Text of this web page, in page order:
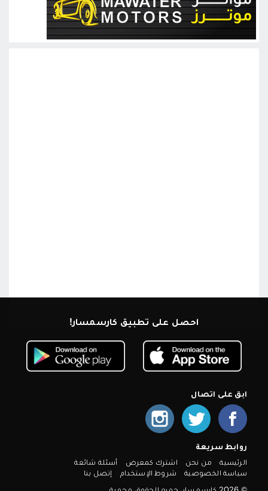
احصل على تطبيق كارسمسار!
ابق على اتصال
روابط سريعة
الرئيسية من نحن اشترك كمعرض
أسئلة شائعة
سياسة الخصوصية
شروط الإستخدام
إتصل بنا